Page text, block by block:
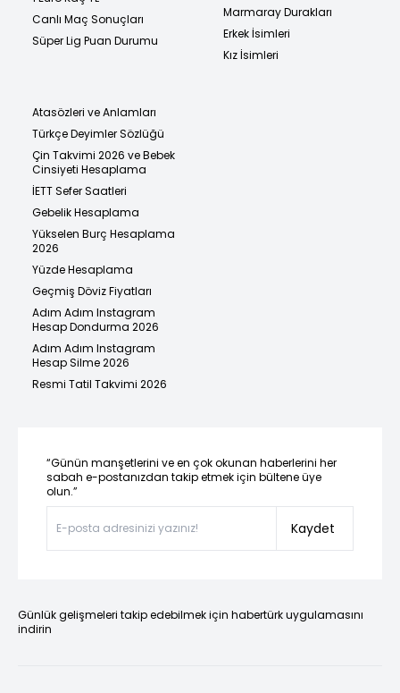
Canlı Maç Sonuçları
Süper Lig Puan Durumu
Marmaray Durakları
Erkek İsimleri
Kız İsimleri
Atasözleri ve Anlamları
Türkçe Deyimler Sözlüğü
Çin Takvimi 2026 ve Bebek
Cinsiyeti Hesaplama
İETT Sefer Saatleri
Gebelik Hesaplama
Yükselen Burç Hesaplama
2026
Yüzde Hesaplama
Geçmiş Döviz Fiyatları
Adım Adım Instagram
Hesap Dondurma 2026
Adım Adım Instagram
Hesap Silme 2026
Resmi Tatil Takvimi 2026
“Günün manşetlerini ve en çok okunan haberlerini her
sabah e-postanızdan takip etmek için bültene üye
olun.”
Kaydet
Günlük gelişmeleri takip edebilmek için habertürk uygulamasını
indirin